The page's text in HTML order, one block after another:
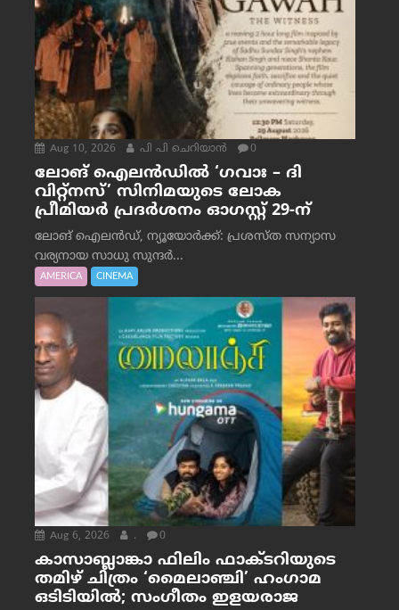
Aug 10, 2026 പി പി ചെറിയാൻ 0
ലോങ് ഐലൻഡിൽ ‘ഗവാഃ – ദി
വിറ്റ്‌നസ്’ സിനിമയുടെ ലോക
പ്രീമിയർ പ്രദർശനം ഓഗസ്റ്റ് 29-ന്
ലോങ് ഐലൻഡ്, ന്യൂയോർക്ക്: പ്രശസ്ത സന്യാസ
വര്യനായ സാധു സുന്ദർ...
AMERICA CINEMA
Aug 6, 2026 . 0
കാസാബ്ലാങ്കാ ഫിലിം ഫാക്ടറിയുടെ
തമിഴ് ചിത്രം ‘മൈലാഞ്ചി’ ഹംഗാമ
ഒടിടിയിൽ; സംഗീതം ഇളയരാജ